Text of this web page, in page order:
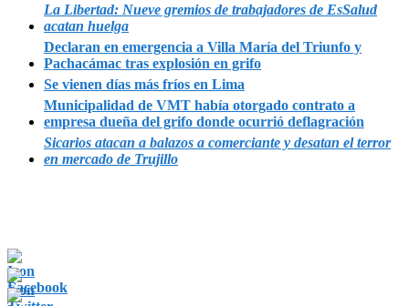
La Libertad: Nueve gremios de trabajadores de EsSalud
acatan huelga
Declaran en emergencia a Villa María del Triunfo y
Pachacámac tras explosión en grifo
Se vienen días más fríos en Lima
Municipalidad de VMT había otorgado contrato a
empresa dueña del grifo donde ocurrió deflagración
Sicarios atacan a balazos a comerciante y desatan el terror
en mercado de Trujillo